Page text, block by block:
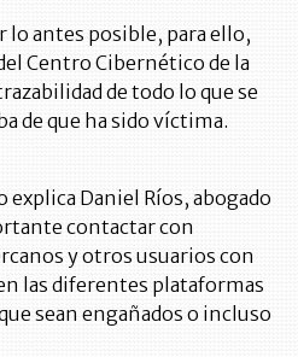
lo antes posible, para ello,
Centro Cibernético de la
de todo lo que se
de que ha sido víctima.
Daniel Ríos, abogado
contactar con
y otros usuarios con
las diferentes plataformas
sean engañados o incluso